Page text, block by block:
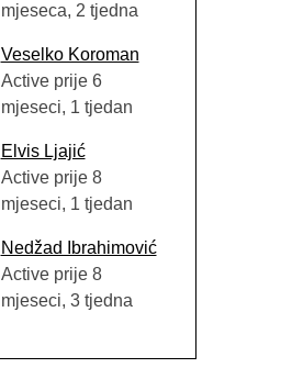
mjeseca, 2 tjedna
Veselko Koroman
Active prije 6
mjeseci, 1 tjedan
Elvis Ljajić
Active prije 8
mjeseci, 1 tjedan
Nedžad Ibrahimović
Active prije 8
mjeseci, 3 tjedna